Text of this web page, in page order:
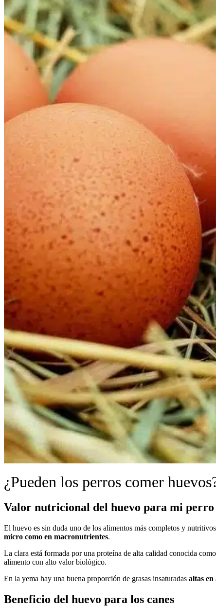
¿Pueden los perros comer
Valor nutricional del huevo para mi perro
El huevo es sin duda uno de los alimentos más completos y
micro como en macronutrientes.
La clara está formada por una proteína de alta calidad conocida como
alimento con alto valor biológico.
En la yema hay una buena proporción de grasas insaturadas altas en
Beneficio del huevo para los canes